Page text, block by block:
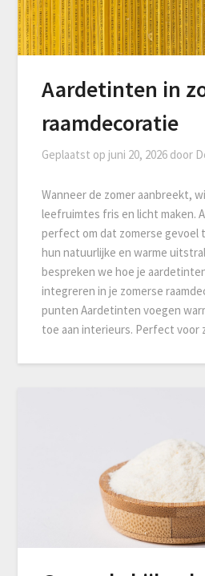
Aardetinten in
raamdecoratie
Geplaatst op juni 20, 2026 door
Wanneer de zomer aanbreekt,
leefruimtes fris en licht maken.
perfect om dat zomerse gevoel
hun natuurlijke en warme
bespreken we hoe je
integreren in je zomerse
punten Aardetinten voegen
toe aan interieurs. Perfect voor